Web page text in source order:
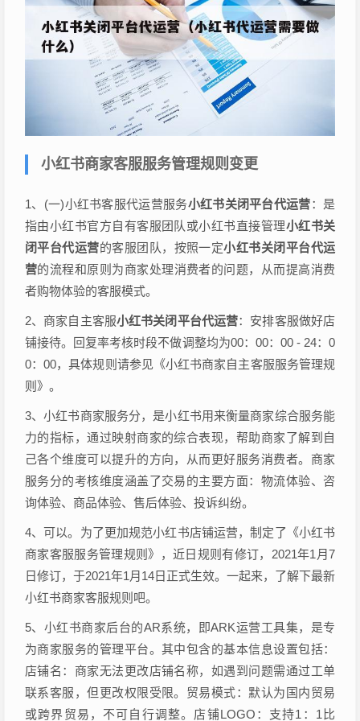
小红书商家客服服务管理规则变更
1、(一)小红书客服代运营服务小红书关闭平台代运营：是
指由小红书官方自有客服团队或小红书直接管理小红书关
闭平台代运营的客服团队，按照一定小红书关闭平台代运
营的流程和原则为商家处理消费者的问题，从而提高消费
者购物体验的客服模式。
2、商家自主客服小红书关闭平台代运营：安排客服做好店
铺接待。回复率考核时段不做调整均为00：00：00 - 24：0
0：00，具体规则请参见《小红书商家自主客服服务管理规
则》。
3、小红书商家服务分，是小红书用来衡量商家综合服务能
力的指标，通过映射商家的综合表现，帮助商家了解到自
己各个维度可以提升的方向，从而更好服务消费者。商家
服务分的考核维度涵盖了交易的主要方面：物流体验、咨
询体验、商品体验、售后体验、投诉纠纷。
4、可以。为了更加规范小红书店铺运营，制定了《小红书
商家客服服务管理规则》，近日规则有修订，2021年1月7
日修订，于2021年1月14日正式生效。一起来，了解下最新
小红书商家客服规则吧。
5、小红书商家后台的AR系统，即ARK运营工具集，是专
为商家服务的管理平台。其中包含的基本信息设置包括：
店铺名：商家无法更改店铺名称，如遇到问题需通过工单
联系客服，但更改权限受限。贸易模式：默认为国内贸易
或跨界贸易，不可自行调整。店铺LOGO：支持1：1比